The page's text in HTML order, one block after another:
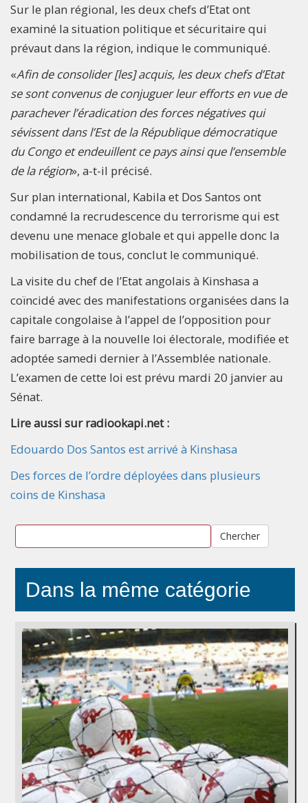
Sur le plan régional, les deux chefs d’Etat ont
examiné la situation politique et sécuritaire qui
prévaut dans la région, indique le communiqué.
«Afin de consolider [les] acquis, les deux chefs d’Etat
se sont convenus de conjuguer leur efforts en vue de
parachever l’éradication des forces négatives qui
sévissent dans l’Est de la République démocratique
du Congo et endeuillent ce pays ainsi que l’ensemble
de la région», a-t-il précisé.
Sur plan international, Kabila et Dos Santos ont
condamné la recrudescence du terrorisme qui est
devenu une menace globale et qui appelle donc la
mobilisation de tous, conclut le communiqué.
La visite du chef de l’Etat angolais à Kinshasa a
coïncidé avec des manifestations organisées dans la
capitale congolaise à l’appel de l’opposition pour
faire barrage à la nouvelle loi électorale, modifiée et
adoptée samedi dernier à l’Assemblée nationale.
L’examen de cette loi est prévu mardi 20 janvier au
Sénat.​
Lire aussi sur radiookapi.net :
Edouardo Dos Santos est arrivé à Kinshasa
Des forces de l’ordre déployées dans plusieurs
coins de Kinshasa
Chercher
Dans la même catégorie